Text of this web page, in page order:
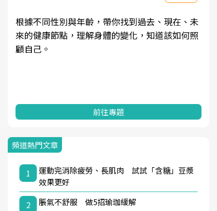
根據不同性別與年齡，帶你找到過去、現在、未
來的健康節點，理解身體的變化，知道該如何照
顧自己。
前往專題
頻道熱門文章
1
運動完消除疲勞、長肌肉 試試「含糖」豆漿
效果更好
2
脹氣不舒服 做5招瑜珈緩解